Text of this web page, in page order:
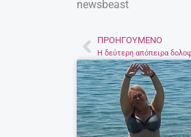
newsbeast
Prev
ΠΡΟΗΓΟΎΜΕΝΟ